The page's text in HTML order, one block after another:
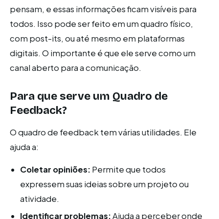
pensam, e essas informações ficam visíveis para
todos. Isso pode ser feito em um quadro físico,
com post-its, ou até mesmo em plataformas
digitais. O importante é que ele serve como um
canal aberto para a comunicação.
Para que serve um Quadro de
Feedback?
O quadro de feedback tem várias utilidades. Ele
ajuda a:
Coletar opiniões: Permite que todos
expressem suas ideias sobre um projeto ou
atividade.
Identificar problemas:Ajuda a perceber onde